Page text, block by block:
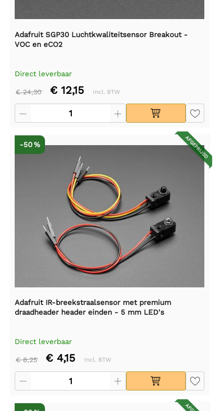
Adafruit SGP30 Luchtkwaliteitsensor Breakout -
VOC en eCO2
Direct leverbaar
€ 24,30 € 12,15 Incl. BTW
AFGEPRIJSD
-50 %
Adafruit IR-breekstraalsensor met premium
draadheader header einden - 5 mm LED's
Direct leverbaar
€ 8,25 € 4,15 Incl. BTW